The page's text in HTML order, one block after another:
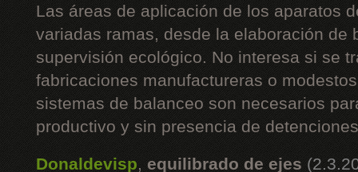
Las áreas de aplicación de los aparatos
variadas ramas, desde la elaboración de
supervisión ecológico. No interesa si se
fabricaciones manufactureras o
sistemas de balanceo son necesarios
productivo y sin presencia de
Donaldevisp, equilibrado de ejes